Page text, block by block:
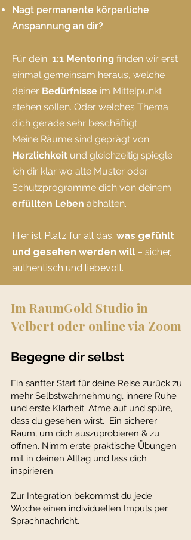
Nagt permanente körperliche
Anspannung an dir?
Für dein 1:1 Mentoring finden wir erst
einmal gemeinsam heraus, welche
deiner Bedürfnisse im Mittelpunkt
stehen sollen. Oder welches Thema
dich gerade sehr beschäftigt.
Meine Räume sind geprägt von
Herzlichkeit und gleichzeitig spiegle
ich dir klar wo alte Muster oder
Schutzprogramme dich von deinem
erfüllten Leben abhalten.
Hier ist Platz für all das, was gefühlt
und gesehen werden will – sicher,
authentisch und liebevoll.
Im RaumGold Studio in
Velbert oder online via Zoom​
Begegne dir selbst
Ein sanfter Start für deine Reise zurück zu
mehr Selbstwahrnehmung, innere Ruhe
und erste Klarheit. Atme auf und spüre,
dass du gesehen wirst. Ein sicherer
Raum, um dich auszuprobieren & zu
öffnen. Nimm erste praktische Übungen
mit in deinen Alltag und lass dich
inspirieren.
Zur Integration bekommst du jede
Woche einen individuellen Impuls per
Sprachnachricht.